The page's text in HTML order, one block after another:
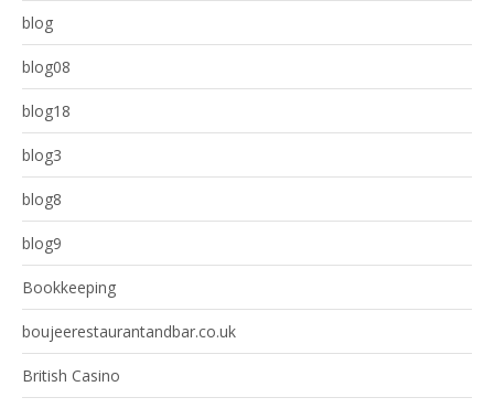
blog
blog08
blog18
blog3
blog8
blog9
Bookkeeping
boujeerestaurantandbar.co.uk
British Casino